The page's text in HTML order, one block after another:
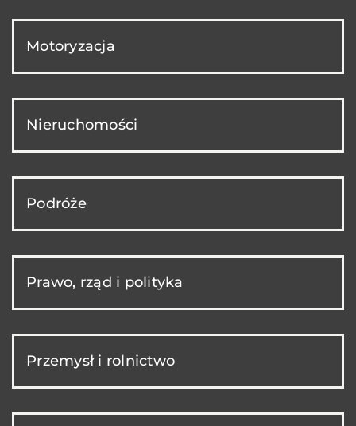
Motoryzacja
Nieruchomości
Podróże
Prawo, rząd i polityka
Przemysł i rolnictwo